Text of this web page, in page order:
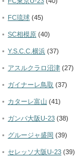
FC琉球 (45)
SC相模原 (40)
Y.S.C.C.横浜 (37)
アスルクラロ沼津 (27)
ガイナーレ鳥取 (37)
カターレ富山 (41)
ガンバ大阪U-23 (38)
グルージャ盛岡 (39)
セレッソ大阪U-23 (39)